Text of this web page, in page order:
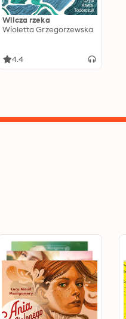
Wilcza rzeka
Wioletta Grzegorzewska
4.4